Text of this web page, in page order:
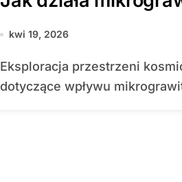
kwi 19, 2026
Eksploracja przestrzeni kosmicznej stawia przed naukowcami i lekarzami wyzwania
dotyczące wpływu